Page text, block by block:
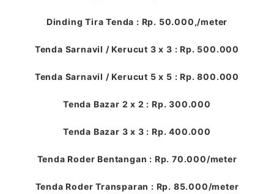
Dinding Tira Tenda : Rp. 50.000,/meter
Tenda Sarnavil / Kerucut 3 x 3 : Rp. 500.000
Tenda Sarnavil / Kerucut 5 x 5 : Rp. 800.000
Tenda Bazar 2 x 2 : Rp. 300.000
Tenda Bazar 3 x 3 : Rp. 400.000
Tenda Roder Bentangan : Rp. 70.000/meter
Tenda Roder Transparan : Rp. 85.000/meter